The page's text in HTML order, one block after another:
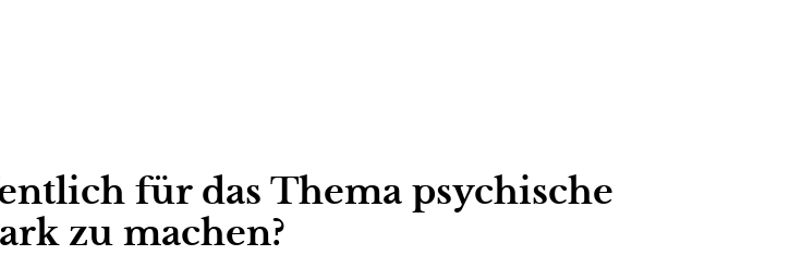
für das Thema psychische
zu machen?